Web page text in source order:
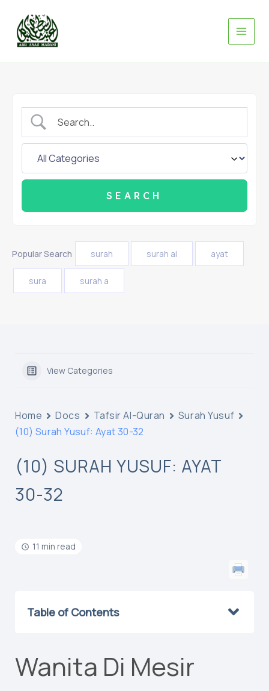
content
Popular Search surah surah al ayat
sura surah a
View Categories
Home Docs Tafsir Al-Quran
Surah Yusuf
(10) Surah Yusuf: Ayat 30-32
(10) SURAH YUSUF: AYAT
30-32
11 min read
Table of Contents
Wanita Di Mesir